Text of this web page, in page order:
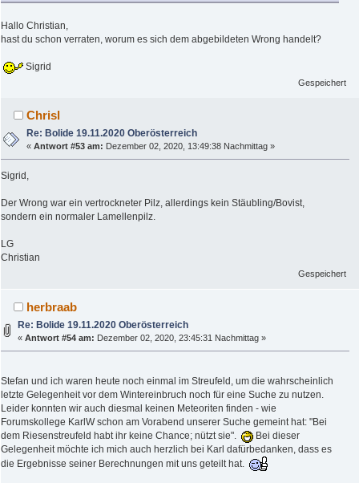
Hallo Christian,
hast du schon verraten, worum es sich dem abgebildeten Wrong handelt?
Sigrid
Gespeichert
Chrisl
Re: Bolide 19.11.2020 Oberösterreich
«Antwort #53 am: Dezember 02, 2020, 13:49:38 Nachmittag »
Sigrid,
Der Wrong war ein vertrockneter Pilz, allerdings kein Stäubling/Bovist,
sondern ein normaler Lamellenpilz.
LG
Christian
Gespeichert
herbraab
Re: Bolide 19.11.2020 Oberösterreich
«Antwort #54 am: Dezember 02, 2020, 23:45:31 Nachmittag »
Stefan und ich waren heute noch einmal im Streufeld, um die wahrscheinlich
letzte Gelegenheit vor dem Wintereinbruch noch für eine Suche zu nutzen.
Leider konnten wir auch diesmal keinen Meteoriten finden - wie
Forumskollege KarlW schon am Vorabend unserer Suche gemeint hat: "Bei
dem Riesenstreufeld habt ihr keine Chance; nützt sie".
Bei dieser
Gelegenheit möchte ich mich auch herzlich bei Karl dafürbedanken, dass es
die Ergebnisse seiner Berechnungen mit uns geteilt hat.